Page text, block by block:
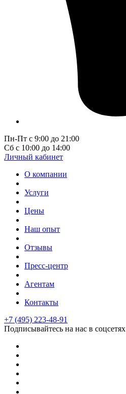
Пн-Пт с 9:00 до 21:00
Сб с 10:00 до 14:00
Личный кабинет
О компании
Услуги
Цены
Наш опыт
Отзывы
Пресс-центр
Агентам
Контакты
+7 (495) 223-48-91
Подписывайтесь на нас в соцсетях